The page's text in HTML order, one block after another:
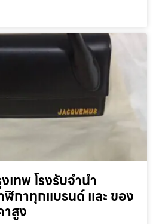
ทพ โรงรับจำนำ
กาทุกแบรนด์ และ ของ
สูง